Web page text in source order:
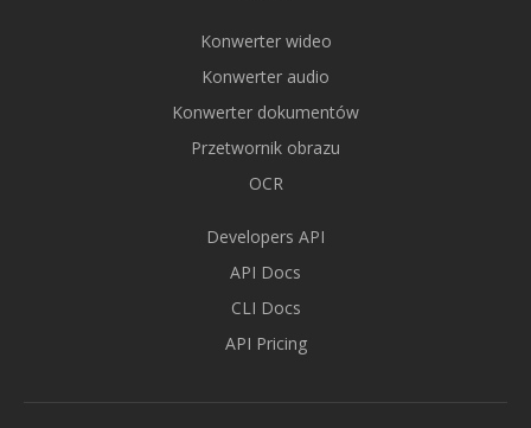
Konwerter wideo
Konwerter audio
Konwerter dokumentów
Przetwornik obrazu
OCR
Developers API
API Docs
CLI Docs
API Pricing